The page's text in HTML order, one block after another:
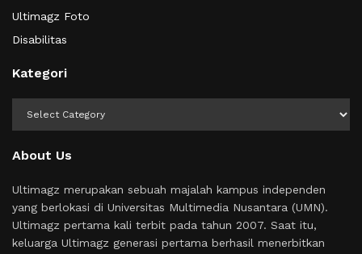
Ultimagz Foto
Disabilitas
Kategori
About Us
Ultimagz merupakan sebuah majalah kampus independen
yang berlokasi di Universitas Multimedia Nusantara (UMN).
Ultimagz pertama kali terbit pada tahun 2007. Saat itu,
keluarga Ultimagz generasi pertama berhasil menerbitkan